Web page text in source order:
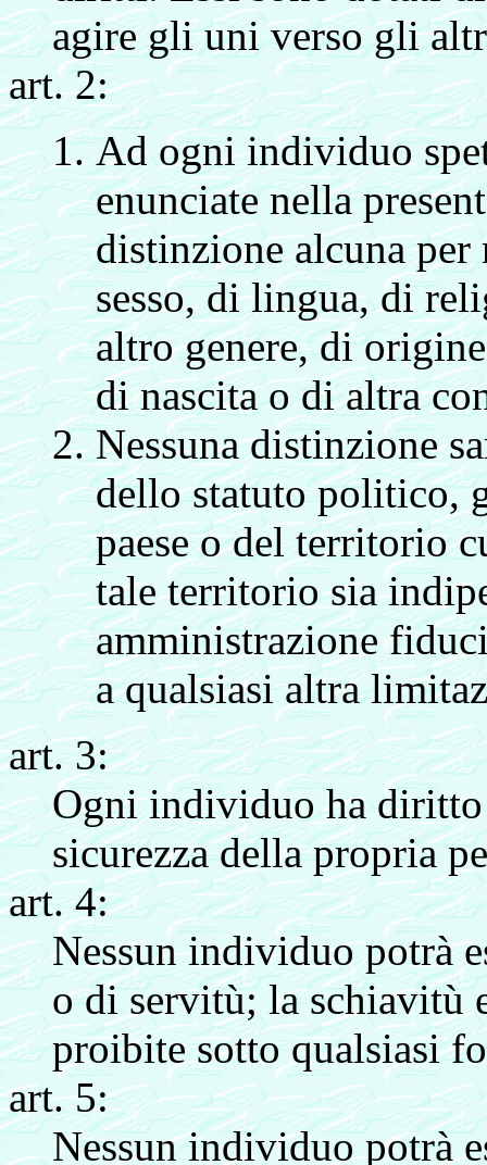
agire gli uni verso gli
art. 2:
Ad ogni individuo
enunciate nella
distinzione alcuna
sesso, di lingua, di
altro genere, di
di nascita o di altra
Nessuna distinzione
dello statuto politico,
paese o del territorio
tale territorio sia
amministrazione
a qualsiasi altra
art. 3:
Ogni individuo ha
sicurezza della propria
art. 4:
Nessun individuo potrà
o di servitù; la schiavitù
proibite sotto qualsiasi
art. 5:
Nessun individuo potrà